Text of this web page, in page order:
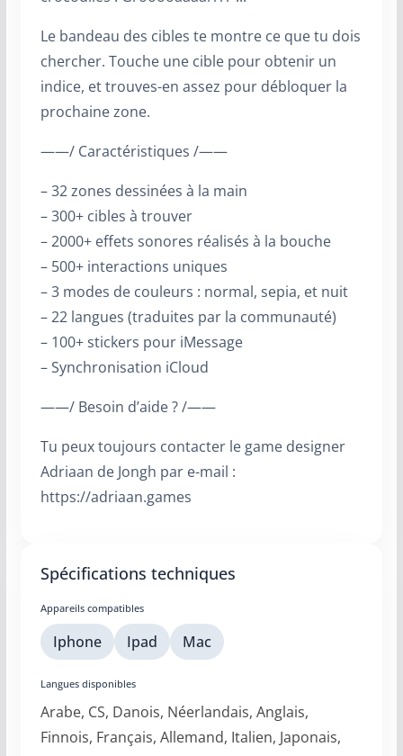
Le bandeau des cibles te montre ce que tu dois
chercher. Touche une cible pour obtenir un
indice, et trouves-en assez pour débloquer la
prochaine zone.
——/ Caractéristiques /——
– 32 zones dessinées à la main
– 300+ cibles à trouver
– 2000+ effets sonores réalisés à la bouche
– 500+ interactions uniques
– 3 modes de couleurs : normal, sepia, et nuit
– 22 langues (traduites par la communauté)
– 100+ stickers pour iMessage
– Synchronisation iCloud
——/ Besoin d’aide ? /——
Tu peux toujours contacter le game designer
Adriaan de Jongh par e-mail :
https://adriaan.games
Spécifications techniques
Appareils compatibles
Iphone Ipad Mac
Langues disponibles
Arabe, CS, Danois, Néerlandais, Anglais,
Finnois, Français, Allemand, Italien, Japonais,